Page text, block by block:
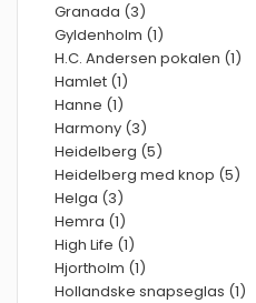
Granada (3)
Gyldenholm (1)
H.C. Andersen pokalen (1)
Hamlet (1)
Hanne (1)
Harmony (3)
Heidelberg (5)
Heidelberg med knop (5)
Helga (3)
Hemra (1)
High Life (1)
Hjortholm (1)
Hollandske snapseglas (1)